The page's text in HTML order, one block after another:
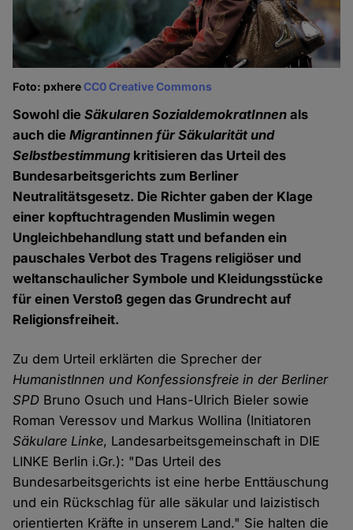
Foto: pxhereCC0 Creative Commons
Sowohl dieSäkularen SozialdemokratInnen als
auch dieMigrantinnen für Säkularität und
Selbstbestimmung kritisieren das Urteil des
Bundesarbeitsgerichts zum Berliner
Neutralitätsgesetz. Die Richter gaben der Klage
einer kopftuchtragenden Muslimin wegen
Ungleichbehandlung statt und befanden ein
pauschales Verbot des Tragens religiöser und
weltanschaulicher Symbole und Kleidungsstücke
für einen Verstoß gegen das Grundrecht auf
Religionsfreiheit.
Zu dem Urteil erklärten die Sprecher der
HumanistInnen und Konfessionsfreie in der Berliner
SPD Bruno Osuch und Hans-Ulrich Bieler sowie
Roman Veressov und Markus Wollina (Initiatoren
Säkulare Linke, Landesarbeitsgemeinschaft in DIE
LINKE Berlin i.Gr.): "Das Urteil des
Bundesarbeitsgerichts ist eine herbe Enttäuschung
und ein Rückschlag für alle säkular und laizistisch
orientierten Kräfte in unserem Land." Sie halten die